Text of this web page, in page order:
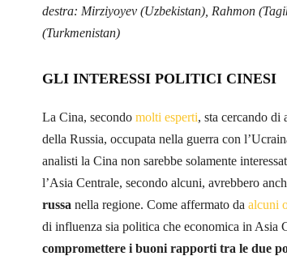
destra: Mirziyoyev (Uzbekistan), Rahmon
(Turkmenistan)
GLI INTERESSI POLITICI CINESI
La Cina, secondo molti esperti, sta cercando di
della Russia, occupata nella guerra con
analisti la Cina non sarebbe solamente
l’Asia Centrale, secondo alcuni, avrebbero
russa nella regione. Come affermato da alcuni
di influenza sia politica che economica in Asia
compromettere i buoni rapporti tra le due